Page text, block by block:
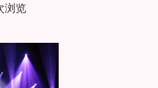
浏览